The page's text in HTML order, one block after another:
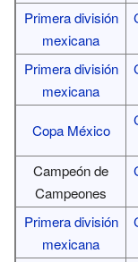
Primera división
mexicana
Primera división
mexicana
Copa México
Campeón de
Campeones
Primera división
mexicana